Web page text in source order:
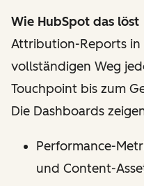
Wie HubSpot das löst
Attribution-Reports in
vollständigen Weg
Touchpoint bis zum
Die Dashboards
Performance-
und Content-